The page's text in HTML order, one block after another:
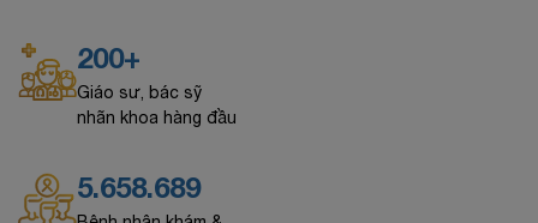
200+
Giáo sư, bác sỹ
nhãn khoa hàng đầu
5.658.689